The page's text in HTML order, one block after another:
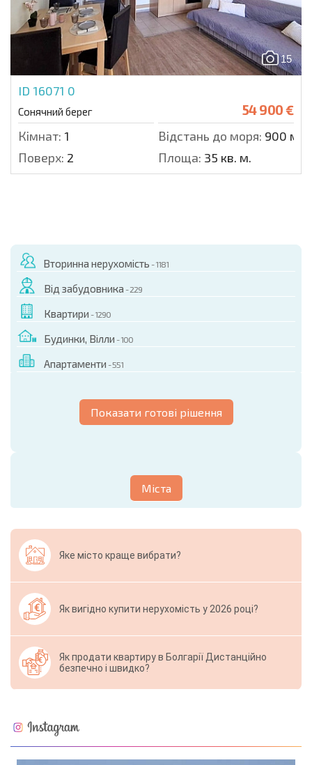
15
ID 16071 0
Сонячний берег 54 900 €
Кімнат: 1 Відстань до моря: 900 м.
Поверх: 2 Площа: 35 кв. м.
Вторинна нерухомість - 1181
Від забудовника - 229
Квартири - 1290
Будинки, Вілли - 100
Апартаменти - 551
Показати готові рішення
Міста
Яке місто краще вибрати?
Як вигідно купити нерухомість у 2026 році?
Як продати квартиру в Болгарії Дистанційно
безпечно і швидко?